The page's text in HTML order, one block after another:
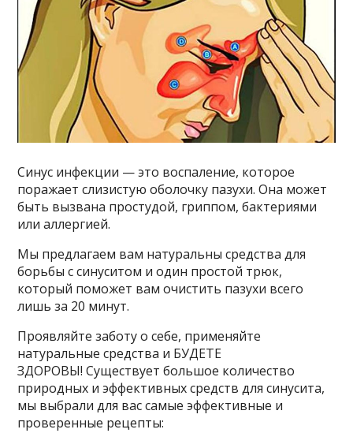
Синус инфекции — это воспаление, которое
поражает слизистую оболочку пазухи. Она может
быть вызвана простудой, гриппом, бактериями
или аллергией.
Мы предлагаем вам натуральны средства для
борьбы с синуситом и один простой трюк,
который поможет вам очистить пазухи всего
лишь за 20 минут.
Проявляйте заботу о себе, применяйте
натуральные средства и БУДЕТЕ
ЗДОРОВЫ! Существует большое количество
природных и эффективных средств для синусита,
мы выбрали для вас самые эффективные и
проверенные рецепты: